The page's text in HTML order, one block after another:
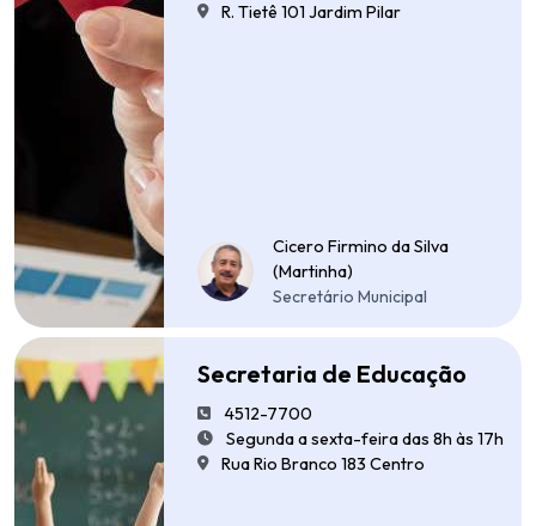
R. Tietê 101 Jardim Pilar
Cicero Firmino da Silva
(Martinha)
Secretário Municipal
Secretaria de Educação
4512-7700
Segunda a sexta-feira das 8h às 17h
Rua Rio Branco 183 Centro